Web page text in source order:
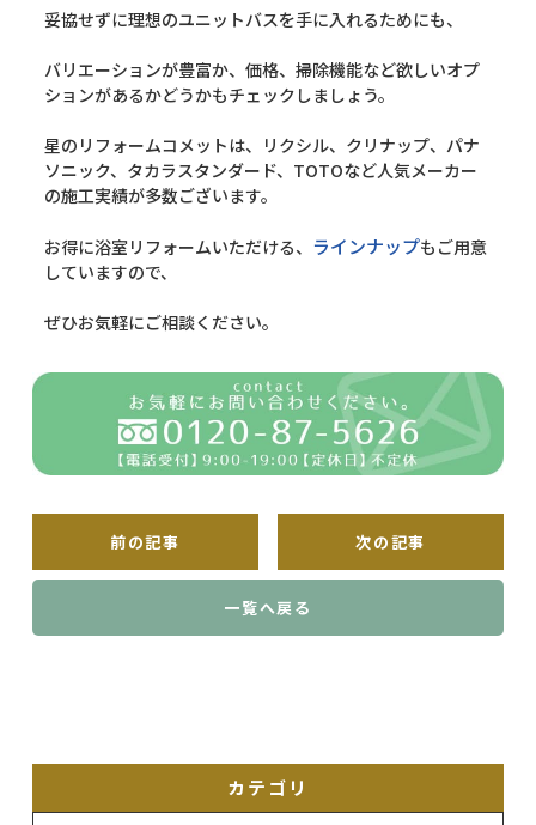
妥協せずに理想のユニットバスを手に入れるためにも、
バリエーションが豊富か、価格、掃除機能など欲しいオプ
ションがあるかどうかもチェックしましょう。
星のリフォームコメットは、リクシル、クリナップ、パナ
ソニック、タカラスタンダード、TOTOなど人気メーカー
の施工実績が多数ございます。
お得に浴室リフォームいただける、 ラインナップもご用意
していますので、
ぜひお気軽にご相談ください。
前の記事 次の記事
一覧へ戻る
カテゴリ